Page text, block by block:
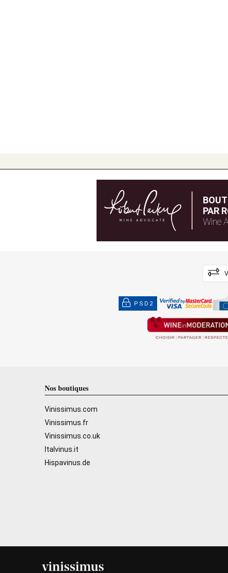
PAR
Wine
PSD2
Nos boutiques
Vinissimus.com
Vinissimus.fr
Vinissimus.co.uk
Italvinus.it
Hispavinus.de